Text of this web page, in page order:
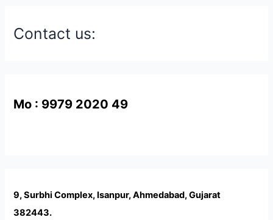
Contact us:
Mo : 9979 2020 49
9, Surbhi Complex, Isanpur, Ahmedabad, Gujarat
382443.